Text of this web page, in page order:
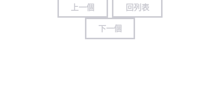
上一個
回列表
下一個